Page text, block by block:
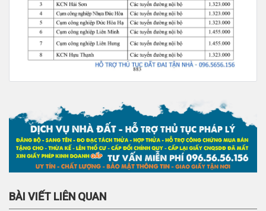
BÀI VIẾT LIÊN QUAN